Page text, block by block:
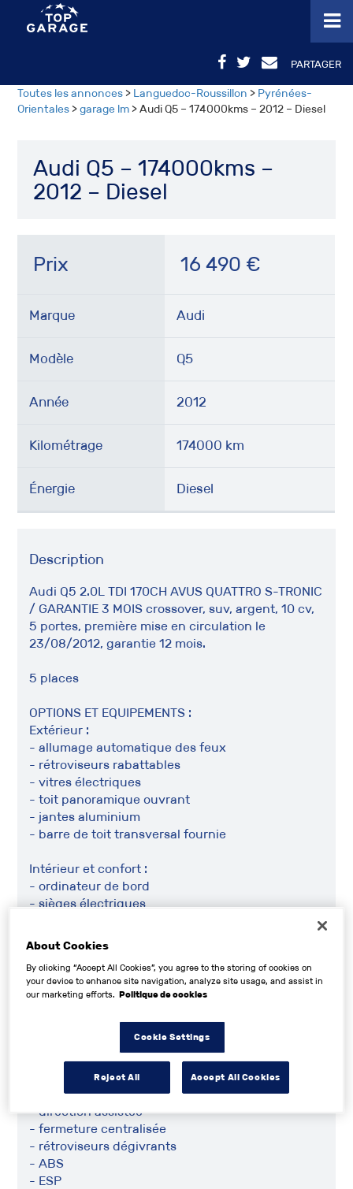
PARTAGER
Toutes les annonces > Languedoc-Roussillon > Pyrénées-
Orientales >garage lm > Audi Q5 – 174000kms – 2012 – Diesel
Audi Q5 – 174000kms –
2012 – Diesel
Prix 16 490 €
Marque Audi
Modèle Q5
Année 2012
Kilométrage 174000 km
Énergie Diesel
Description
Audi Q5 2.0L TDI 170CH AVUS QUATTRO S-TRONIC
/ GARANTIE 3 MOIS crossover, suv, argent, 10 cv,
5 portes, première mise en circulation le
23/08/2012, garantie 12 mois.
5 places
OPTIONS ET EQUIPEMENTS :
Extérieur :
- allumage automatique des feux
- rétroviseurs rabattables
- vitres électriques
- toit panoramique ouvrant
- jantes aluminium
- barre de toit transversal fournie
Intérieur et confort :
- ordinateur de bord
- sièges électriques
- bluetooth
- stop & start
- volant cuir
- climatisation automatique
- détecteur de pluie
- direction assistée
- fermeture centralisée
- rétroviseurs dégivrants
- ABS
- ESP
About Cookies
By clicking “Accept All Cookies”, you agree to the storing of cookies on
your device to enhance site navigation, analyze site usage, and assist in
our marketing efforts. Politique de cookies
Cookie Settings
Reject All Accept All Cookies